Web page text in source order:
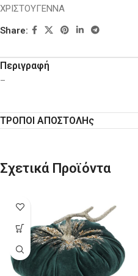
ΧΡΙΣΤΟΥΓΕΝΝΑ
Share:
Περιγραφή
–
ΤΡΟΠΟΙ ΑΠΟΣΤΟΛΗς
Σχετικά Προϊόντα